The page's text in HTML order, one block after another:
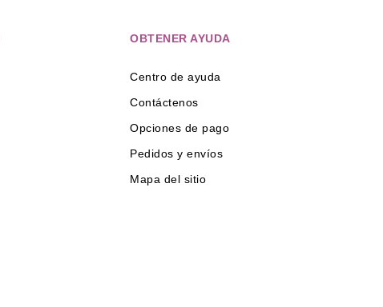
OBTENER AYUDA
Centro de ayuda
Contáctenos
Opciones de pago
Pedidos y envíos
Mapa del sitio